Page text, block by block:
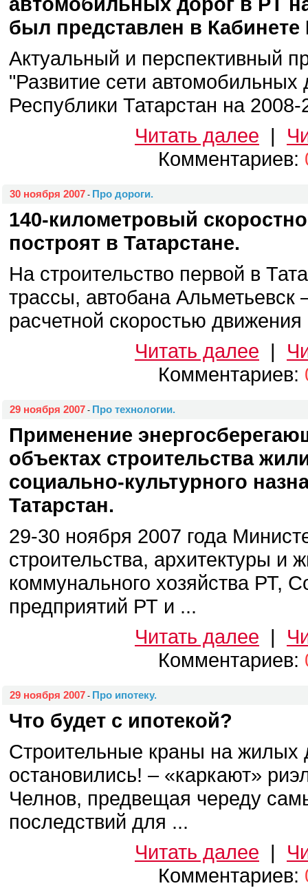
был представлен в
Актуальный и перспективный
"Развитие сети автомобильных
Республики Татарстан на
Читать далее |
Комментариев:
30 ноября 2007 - Про дороги.
140-километровый
построят в Татарстане.
На строительство первой в
трассы, автобана Альметьевск
расчетной скоростью
Читать далее |
Комментариев:
29 ноября 2007 - Про технологии.
Применение
объектах строительства
социально-культурного
Татарстан.
29-30 ноября 2007 года
строительства, архитектуры и
коммунального хозяйства РТ,
предприятий РТ и ...
Читать далее |
Комментариев:
29 ноября 2007 - Про ипотеку.
Что будет с ипотекой?
Строительные краны на жилых
остановились! – «каркают»
Челнов, предвещая череду
последствий для ...
Читать далее |
Комментариев: